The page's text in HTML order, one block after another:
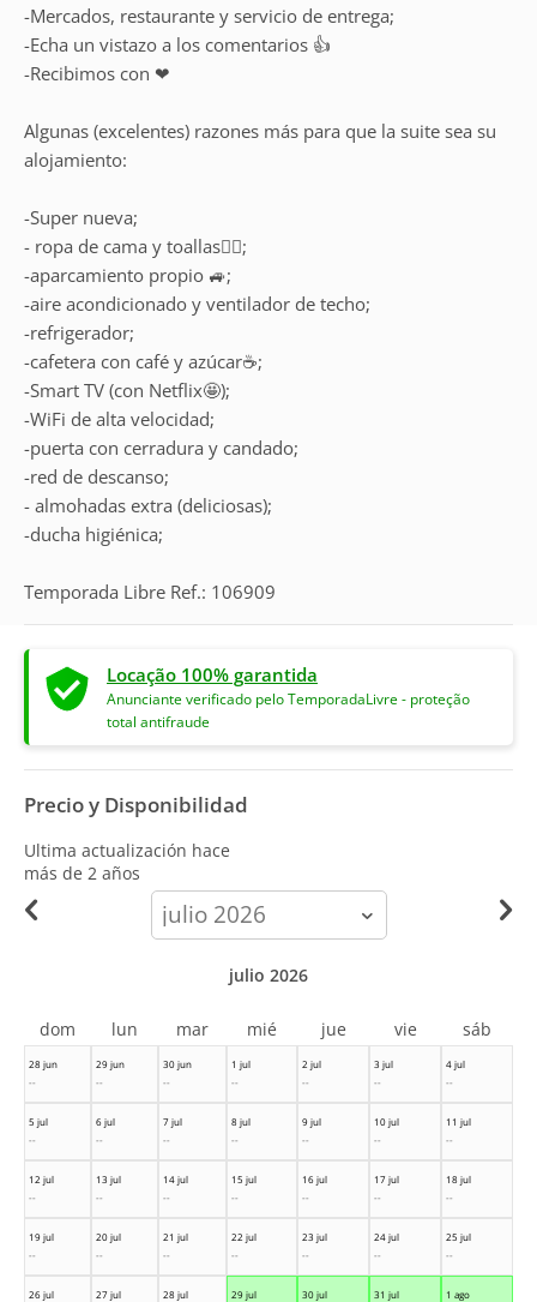
-Mercados, restaurante y servicio de entrega;
-Echa un vistazo a los comentarios 👍
-Recibimos con ❤
Algunas (excelentes) razones más para que la suite sea su
alojamiento:
-Super nueva;
- ropa de cama y toallas🧖‍♀️;
-aparcamiento propio 🚙;
-aire acondicionado y ventilador de techo;
-refrigerador;
-cafetera con café y azúcar☕;
-Smart TV (con Netflix🤩);
-WiFi de alta velocidad;
-puerta con cerradura y candado;
-red de descanso;
- almohadas extra (deliciosas);
-ducha higiénica;
Temporada Libre Ref.: 106909
Locação 100% garantida
Anunciante verificado pelo TemporadaLivre - proteção
total antifraude
Precio y Disponibilidad
Ultima actualización hace
más de 2 años
calendar-
month
28 jun
--
29 jun
--
30 jun
--
1 jul
--
2 jul
--
3 jul
--
4 jul
--
5 jul
--
6 jul
--
7 jul
--
8 jul
--
9 jul
--
10 jul
--
11 jul
--
12 jul
--
13 jul
--
14 jul
--
15 jul
--
16 jul
--
17 jul
--
18 jul
--
19 jul
--
20 jul
--
21 jul
--
22 jul
--
23 jul
--
24 jul
--
25 jul
--
26 jul
27 jul
28 jul
29 jul
30 jul
31 jul
1 ago
julio 2026
dom lun mar mié jue vie sáb